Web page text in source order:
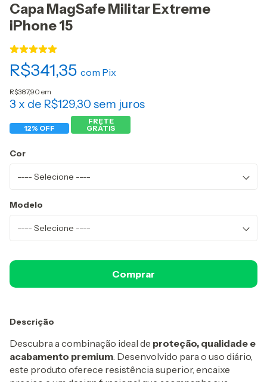
Capa MagSafe Militar Extreme
iPhone 15
R$341,35 com Pix
R$387,90 em
3 x de R$129,30 sem juros
12% OFF
FRETE
GRÁTIS
Cor
Modelo
Descrição
Descubra a combinação ideal de proteção, qualidade e
acabamento premium. Desenvolvido para o uso diário,
este produto oferece resistência superior, encaixe